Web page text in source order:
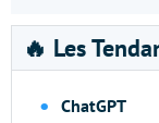
🔥 Les
ChatGPT